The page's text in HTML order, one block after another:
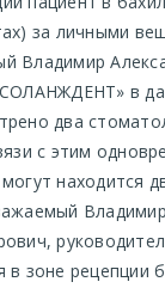
за личными
Владимир
в
два
с этим
находится
в зоне рецепции